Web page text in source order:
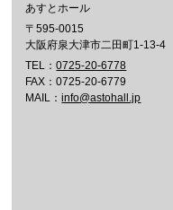
あすとホール
〒595-0015
大阪府泉大津市二田町1-13-4
TEL：0725-20-6778
FAX：0725-20-6779
MAIL：info@astohall.jp